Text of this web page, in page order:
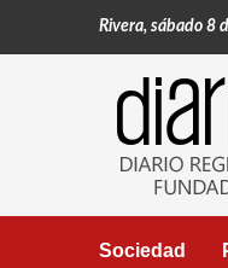
Rivera, sábado 8
Sociedad